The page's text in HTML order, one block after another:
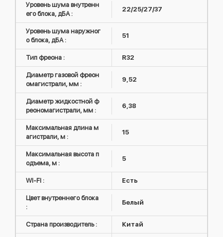
Уровень шума внутренн
его блока, дБА :
22/25/27/37
Уровень шума наружног
о блока, дБА :
51
Тип фреона : R32
Диаметр газовой фреон
омагистрали, мм :
9,52
Диаметр жидкостной ф
реономагистрали, мм :
6,38
Максимальная длина м
агистрали, м :
15
Максимальная высота п
одъема, м :
5
WI-FI : Есть
Цвет внутреннего блока
:
Белый
Страна производитель : Китай